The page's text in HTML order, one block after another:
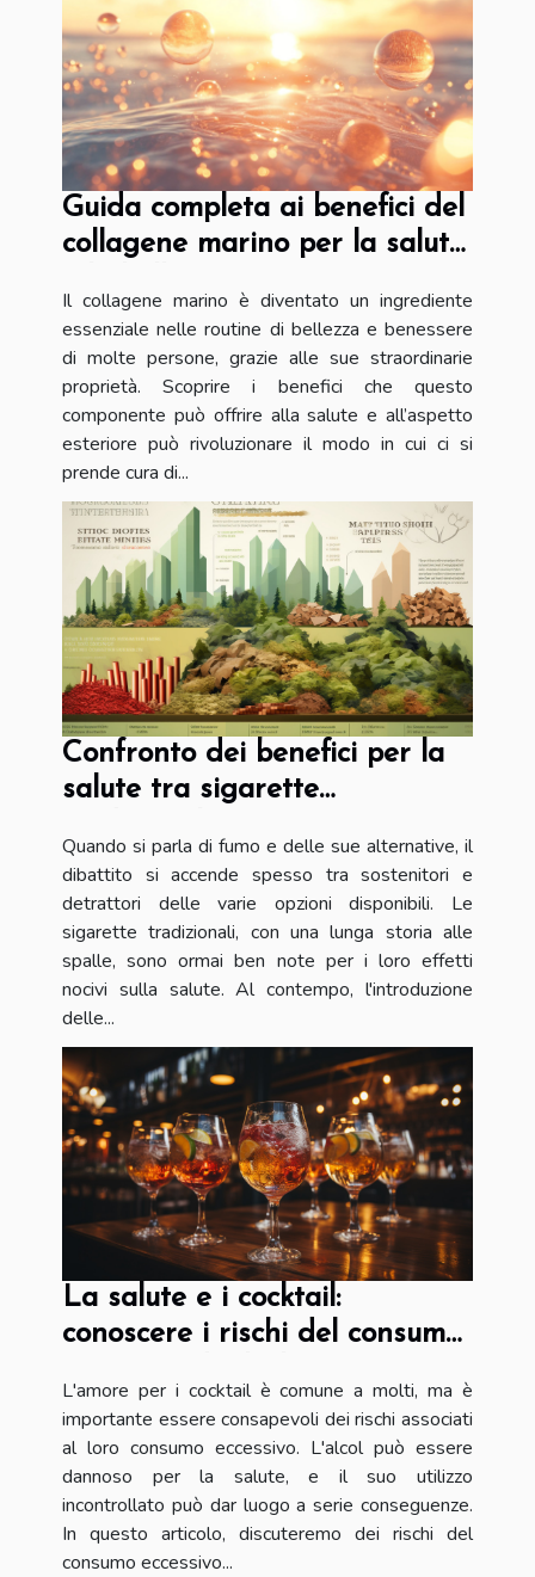
Guida completa ai benefici del
collagene marino per la salute
Il collagene marino è diventato un ingrediente
essenziale nelle routine di bellezza e benessere
di molte persone, grazie alle sue straordinarie
proprietà. Scoprire i benefici che questo
componente può offrire alla salute e all’aspetto
esteriore può rivoluzionare il modo in cui ci si
prende cura di...
Confronto dei benefici per la
salute tra sigarette
elettroniche
Quando si parla di fumo e delle sue alternative, il
dibattito si accende spesso tra sostenitori e
detrattori delle varie opzioni disponibili. Le
sigarette tradizionali, con una lunga storia alle
spalle, sono ormai ben note per i loro effetti
nocivi sulla salute. Al contempo, l'introduzione
delle...
La salute e i cocktail:
conoscere i rischi del consumo
L'amore per i cocktail è comune a molti, ma è
importante essere consapevoli dei rischi associati
al loro consumo eccessivo. L'alcol può essere
dannoso per la salute, e il suo utilizzo
incontrollato può dar luogo a serie conseguenze.
In questo articolo, discuteremo dei rischi del
consumo eccessivo...